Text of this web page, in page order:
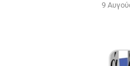
9